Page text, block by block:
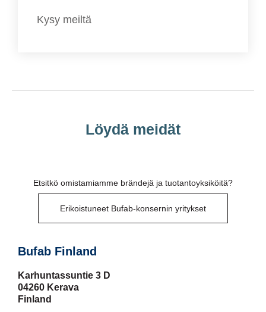
Kysy meiltä
Löydä meidät
Etsitkö omistamiamme brändejä ja tuotantoyksiköitä?
Erikoistuneet Bufab-konsernin yritykset
Bufab Finland
Karhuntassuntie 3 D
04260 Kerava
Finland